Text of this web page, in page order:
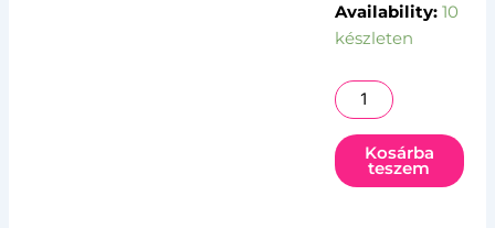
Availability: 10
készleten
Mainline
Smart
Sweetcorn
mennyiség
Kosárba
teszem